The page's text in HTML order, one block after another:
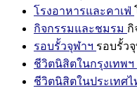
โรงอาหารและคาเฟ่
กิจกรรมและชมรม กิ
รอบรั้วจุฬาฯ รอบรั้ว
ชีวิตนิสิตในกรุงเทพฯ
ชีวิตนิสิตในประเทศไ